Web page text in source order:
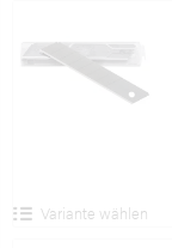
Variante wählen